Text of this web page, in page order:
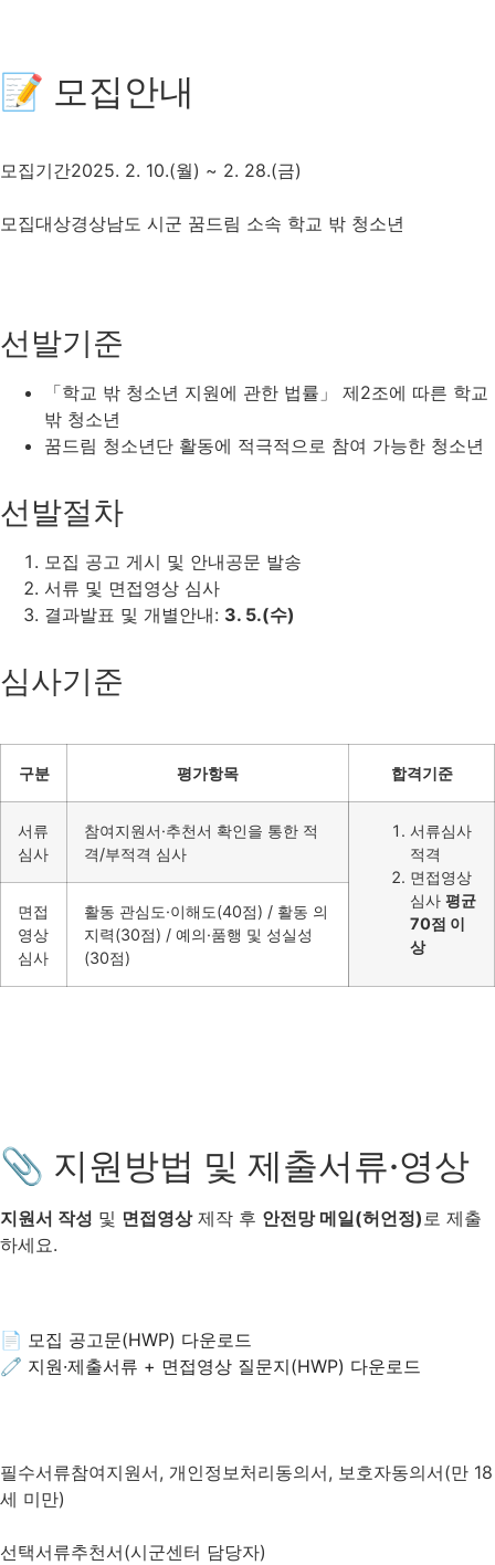
📝 모집안내
모집기간2025. 2. 10.(월) ~ 2. 28.(금)
모집대상경상남도 시군 꿈드림 소속 학교 밖 청소년
선발기준
「학교 밖 청소년 지원에 관한 법률」 제2조에 따른 학교
밖 청소년
꿈드림 청소년단 활동에 적극적으로 참여 가능한 청소년
선발절차
모집 공고 게시 및 안내공문 발송
서류 및 면접영상 심사
결과발표 및 개별안내: 3. 5.(수)
심사기준
구분 평가항목 합격기준
서류
심사
참여지원서·추천서 확인을 통한 적
격/부적격 심사
서류심사
적격
면접영상
심사 평균
70점 이
상
면접
영상
심사
활동 관심도·이해도(40점) / 활동 의
지력(30점) / 예의·품행 및 성실성
(30점)
📎 지원방법 및 제출서류·영상
지원서 작성 및 면접영상제작 후 안전망 메일(허언정) 로 제출
하세요.
📄 모집 공고문(HWP) 다운로드
🧷 지원·제출서류 + 면접영상 질문지(HWP) 다운로드
필수서류참여지원서, 개인정보처리동의서, 보호자동의서(만 18
세 미만)
선택서류추천서(시군센터 담당자)